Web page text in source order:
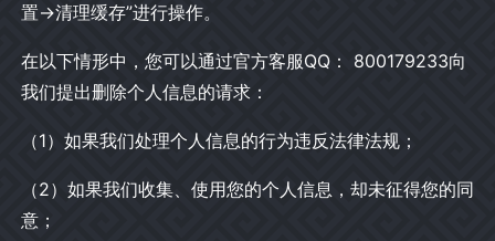
置→清理缓存”进行操作。
在以下情形中，您可以通过官方客服QQ： 800179233向
我们提出删除个人信息的请求：
（1）如果我们处理个人信息的行为违反法律法规；
（2）如果我们收集、使用您的个人信息，却未征得您的同
意；